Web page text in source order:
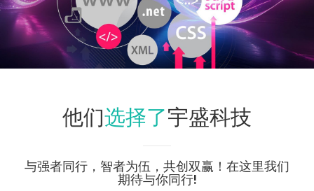
他们选择了宇盛科技
与强者同行，智者为伍，共创双赢！在这里我们
期待与你同行!